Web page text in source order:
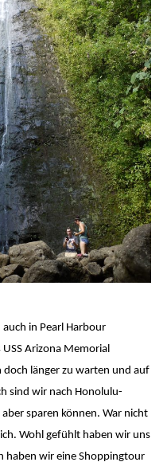
in Pearl Harbour
Arizona Memorial
länger zu warten und auf
sind wir nach Honolulu-
sparen können. War nicht
Wohl gefühlt haben wir uns
haben wir eine Shoppingtour